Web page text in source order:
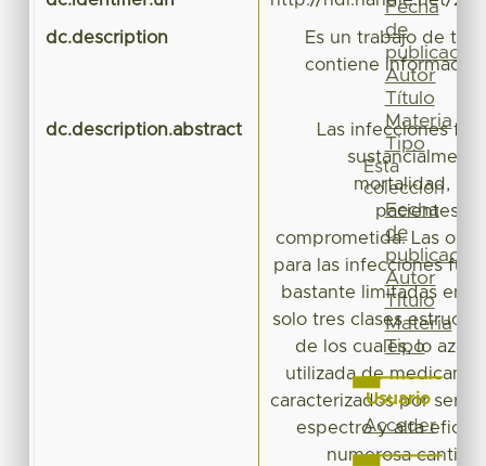
dc.description
Es un trabajo de
contiene
dc.description.abstract
Las infecciones
mortalidad,
pacientes
comprometida. Las
para las infecciones
bastante limitadas en
solo tres clases
de los cuales, lo
utilizada de
caracterizados por ser
espectro y alta
numerosa
Fecha
de
publicación
Autor
Título
Materia
Tipo
Esta
colección
Fecha
de
publicación
Autor
Título
Materia
Tipo
Usuario
Acceder